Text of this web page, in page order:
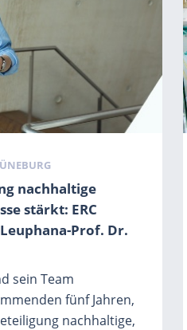
nachhaltige
stärkt: ERC
Prof. Dr.
sein Team
fünf Jahren,
nachhaltige,